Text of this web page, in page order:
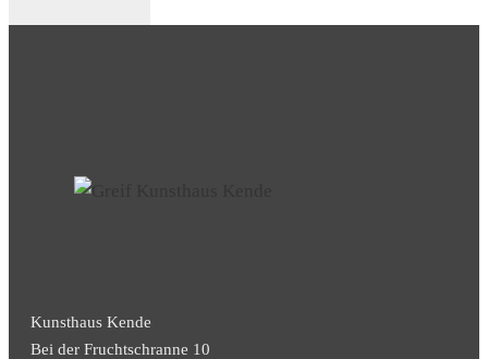
Kunsthaus Kende
Bei der Fruchtschranne 10